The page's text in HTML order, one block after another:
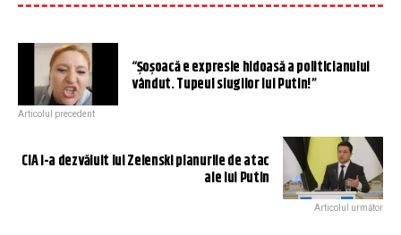
“Șoșoacă e expresie hidoasă a politicianului
vândut. Tupeul slugilor lui Putin!”
Articolul precedent
CIA i-a dezvăluit lui Zelenski planurile de atac
ale lui Putin
Articolul următor